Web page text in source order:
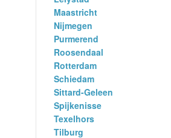
Maastricht
Nijmegen
Purmerend
Roosendaal
Rotterdam
Schiedam
Sittard-Geleen
Spijkenisse
Texelhors
Tilburg